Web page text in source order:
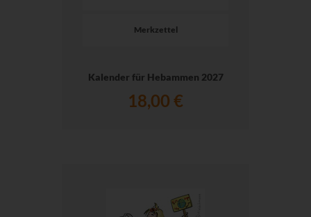
Merkzettel
Kalender für Hebammen 2027
18,00 €